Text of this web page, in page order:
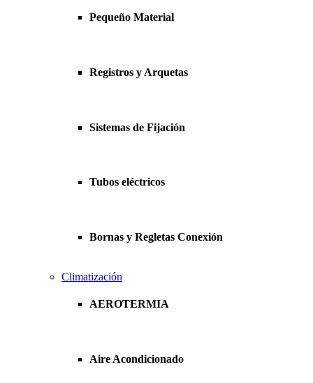
Pequeño Material
Registros y Arquetas
Sistemas de Fijación
Tubos eléctricos
Bornas y Regletas Conexión
Climatización
AEROTERMIA
Aire Acondicionado